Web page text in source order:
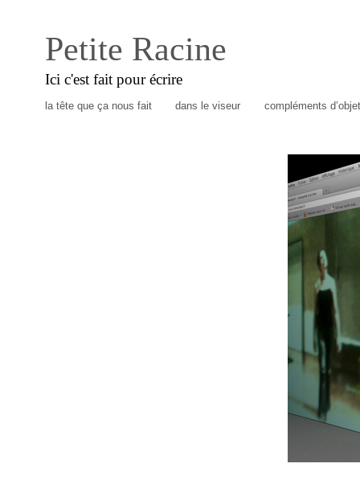
Petite Racine
Ici c'est fait pour écrire
la tête que ça nous fait dans le viseur compléments